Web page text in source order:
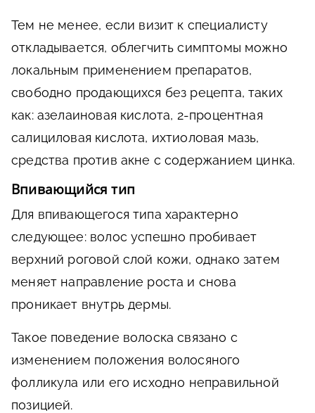
Тем не менее, если визит к специалисту
откладывается, облегчить симптомы можно
локальным применением препаратов,
свободно продающихся без рецепта, таких
как: азелаиновая кислота, 2-процентная
салициловая кислота, ихтиоловая мазь,
средства против акне с содержанием цинка.
Впивающийся тип
Для впивающегося типа характерно
следующее: волос успешно пробивает
верхний роговой слой кожи, однако затем
меняет направление роста и снова
проникает внутрь дермы.
Такое поведение волоска связано с
изменением положения волосяного
фолликула или его исходно неправильной
позицией.